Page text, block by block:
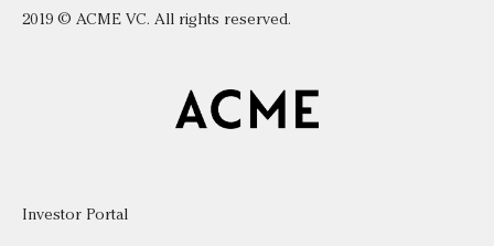
2019 © ACME VC. All rights reserved.
Investor Portal